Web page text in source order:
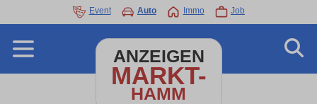
Event Auto Immo Job
ANZEIGEN
MARKT-
HAMM